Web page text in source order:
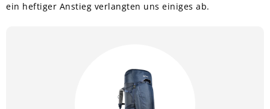
ein heftiger Anstieg verlangten uns einiges ab.